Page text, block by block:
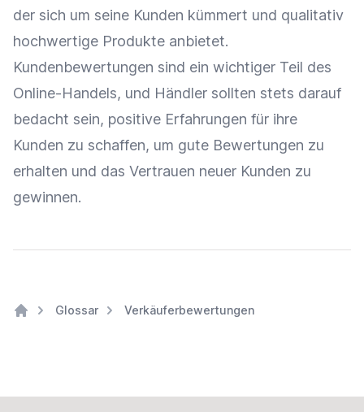
der sich um seine Kunden kümmert und qualitativ
hochwertige Produkte anbietet.
Kundenbewertungen sind ein wichtiger Teil des
Online-Handels, und Händler sollten stets darauf
bedacht sein, positive Erfahrungen für ihre
Kunden zu schaffen, um gute Bewertungen zu
erhalten und das Vertrauen neuer Kunden zu
gewinnen.
Glossar Verkäuferbewertungen